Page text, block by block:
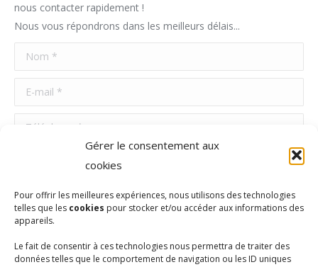
Gérer le consentement aux
cookies
Pour offrir les meilleures expériences, nous utilisons des technologies
telles que les cookies pour stocker et/ou accéder aux informations des
appareils.
Le fait de consentir à ces technologies nous permettra de traiter des
données telles que le comportement de navigation ou les ID uniques
nous contacter rapidement !
Nous vous répondrons dans les meilleurs délais...
Nom *
E-mail *
Téléphone *